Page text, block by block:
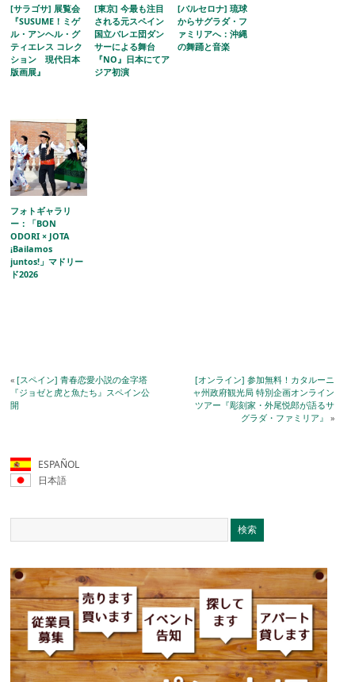
[サラゴサ] 展覧会
『SUSUME！ミゲ
ル・アンヘル・グ
ティエレス コレク
ション 現代日本
版画展』
[東京] 今最も注目
される元スペイン
国立バレエ団ダン
サーによる舞台
『NO』日本にてア
ジア初演
[バルセロナ] 琉球
からサグラダ・フ
ァミリアへ：沖縄
の舞踊と音楽
フォトギャラリ
ー：「BON
ODORI × JOTA
¡Bailamos
juntos!」マドリー
ド2026
«[スペイン] 青春恋愛小説の金字塔
『ジョゼと虎と魚たち』スペイン公
開
[オンライン] 参加無料！カタルーニ
ャ州政府観光局 特別企画オンライン
ツアー『彫刻家・外尾悦郎が語るサ
グラダ・ファミリア』 »
ESPAÑOL
日本語